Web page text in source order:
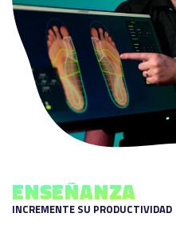
ENSEÑANZA
INCREMENTE SU PRODUCTIVIDAD